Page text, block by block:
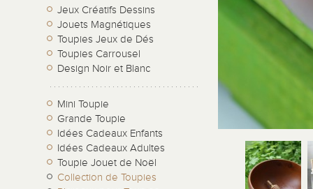
Jeux Créatifs Dessins
Jouets Magnétiques
Toupies Jeux de Dés
Toupies Carrousel
Design Noir et Blanc
Mini Toupie
Grande Toupie
Idées Cadeaux Enfants
Idées Cadeaux Adultes
Toupie Jouet de Noël
Collection de Toupies